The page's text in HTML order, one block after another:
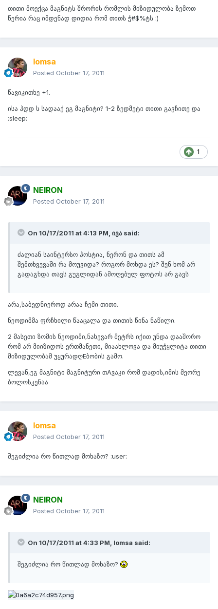
თითი მოექცა მაგნიტს შრორის რომლის მიზიდულობა ზემოთ
წერია რაც იმდენად დიდია რომ თითს ჭ#$%ტს :)
lomsa
Posted October 17, 2011
წავიკითხე +1.
ისა ჰდდ ს სადააქ ეგ მაგნიტი? 1-2 ზედმეტი თითი გავჩითე და
:sleep:
1
NEIRON
Posted October 17, 2011
On 10/17/2011 at 4:13 PM, ივა said:
ძალიან საინტერსო პოსტია, ნერონ და თითს ამ
შემთხვევაში რა მოუვიდა? როგორ მოხდა ეს? შენ ხომ არ
გადაგხდა თავს გუგლიდან ამოღებულ ფოტოს არ გავს
არა,საბედნიეროდ არაა ჩემი თითი.
ნეოდიმმა ფრჩხილი წააცალა და თითის წინა ნაწილი.
2 მასეთი ზომის ნეოდიმი,ნახევარ მეტრს იქით უნდა დააშორო
რომ არ მიიზიდოს ერთმანეთი, მიაახლოვა და მიუჭყლიტა თითი
მიზიდულობამ უყურადღEბობის გამო.
ლევან,ეგ მაგნიტი მაგნიტური თAვაკი რომ დადის,იმის მეორე
ბოლოსკენაა
lomsa
Posted October 17, 2011
შეგიძლია რო წითლად მოხაზო? :user:
NEIRON
Posted October 17, 2011
On 10/17/2011 at 4:33 PM, lomsa said:
შეგიძლია რო წითლად მოხაზო?